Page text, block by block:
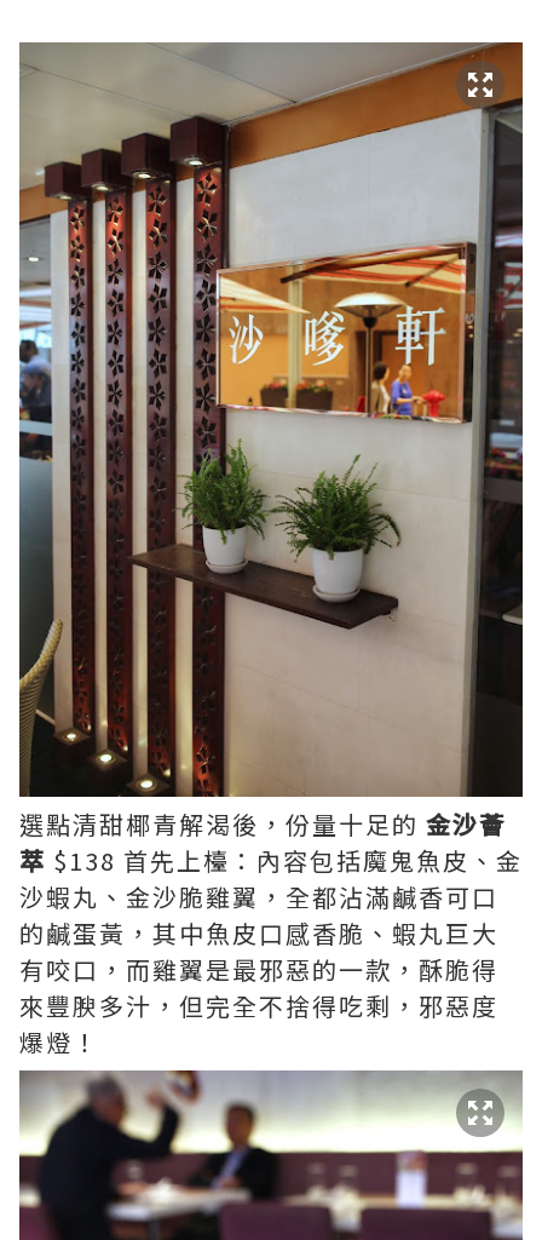
選點清甜椰青解渴後，份量十足的 金沙薈
萃 $138 首先上檯：內容包括魔鬼魚皮、金
沙蝦丸、金沙脆雞翼，全都沾滿鹹香可口
的鹹蛋黃，其中魚皮口感香脆、蝦丸巨大
有咬口，而雞翼是最邪惡的一款，酥脆得
來豐腴多汁，但完全不捨得吃剩，邪惡度
爆燈！